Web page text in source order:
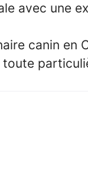
avec une
canin en